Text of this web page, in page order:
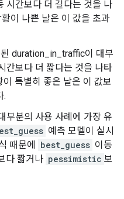
시간보다 더 길다는 것을 나
이 나쁜 날은 이 값을 초과
duration_in_traffic이 대부
간보다 더 짧다는 것을 나타
특별히 좋은 날은 이 값보
.
부분의 사용 사례에 가장 유
예측 모델이 실시
때문에
best_guess 이동
다 짧거나 pessimistic 보